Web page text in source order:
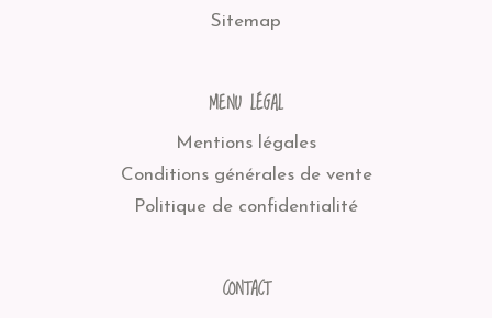
Sitemap
MENU LÉGAL
Mentions légales
Conditions générales de vente
Politique de confidentialité
CONTACT